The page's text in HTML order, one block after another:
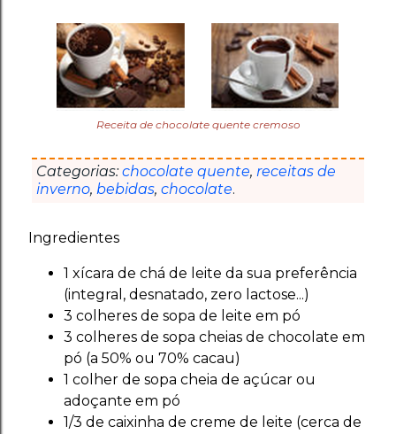
Receita de chocolate quente cremoso
Categorias: chocolate quente, receitas de
inverno, bebidas, chocolate.
Ingredientes
1 xícara de chá de leite da sua preferência
(integral, desnatado, zero lactose...)
3 colheres de sopa de leite em pó
3 colheres de sopa cheias de chocolate em
pó (a 50% ou 70% cacau)
1 colher de sopa cheia de açúcar ou
adoçante em pó
1/3 de caixinha de creme de leite (cerca de